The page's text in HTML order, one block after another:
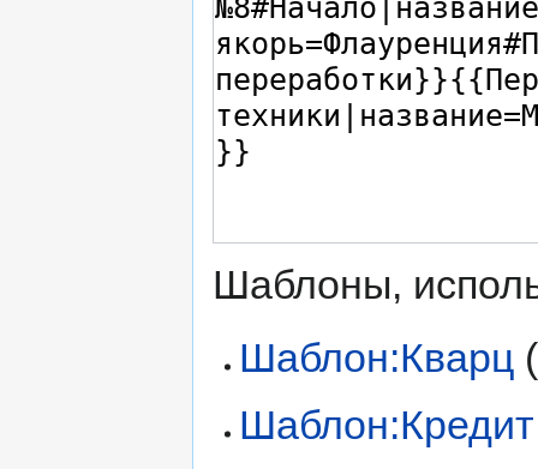
Шаблоны,
Шаблон:Кварц (
Шаблон:Кредит